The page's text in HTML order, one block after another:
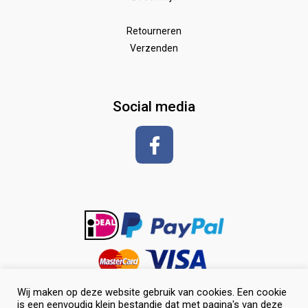
hoeven
vlechten en toiletteren
Zadeldekken & toebehoren
Shirt met korte mouwen
Retourneren
Verzenden
Social media
Wij maken op deze website gebruik van cookies. Een cookie
is een eenvoudig klein bestandje dat met pagina's van deze